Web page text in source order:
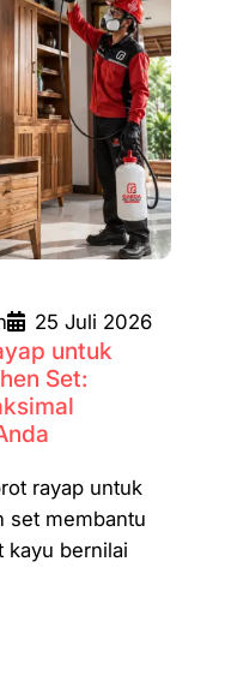
25 Juli 2026
untuk
Set:
rayap untuk
set membantu
kayu bernilai